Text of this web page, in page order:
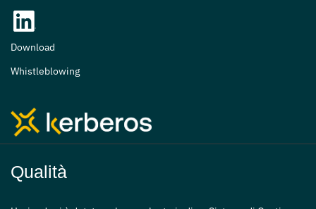
Download
Whistleblowing
Qualità